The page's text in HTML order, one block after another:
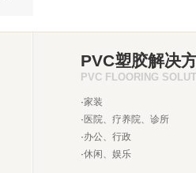
PVC塑胶解决
PVC FLOORING
·家装
· 医院、疗养院、诊所
·办公、行政
·休闲、娱乐